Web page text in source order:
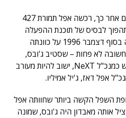
באותו התאריך, אבל 11 שנים אחר כך, רכשה אפל תמורת 427
לבסיס של תוכנת ההפעלה
Mac OS X. החברה הודיעה בסוף דצמבר 1996 על כוונתה
לא פחות – שסטיב ג'ובס,
המנכ"ל שהודח מאפל ושימש כמנכ"ל NeXT, ישוב להיות מעורב
אפל דאז, ג'יל אמיליו.
השפל הקשה ביותר שחוותה אפל
אותה מאבדון היה ג'ובס, שמונה